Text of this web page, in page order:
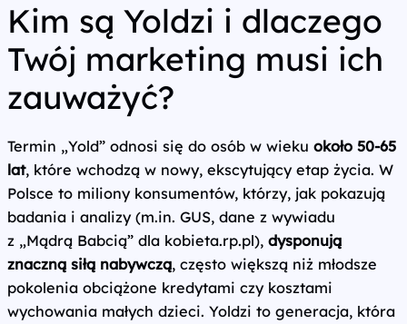
Kim są Yoldzi i dlaczego
Twój marketing musi ich
zauważyć?
Termin „Yold” odnosi się do osób w wieku około 50-65
lat, które wchodzą w nowy, ekscytujący etap życia. W
Polsce to miliony konsumentów, którzy, jak pokazują
badania i analizy (m.in. GUS, dane z wywiadu
z „Mądrą Babcią” dla kobieta.rp.pl), dysponują
znaczną siłą nabywczą, często większą niż młodsze
pokolenia obciążone kredytami czy kosztami
wychowania małych dzieci. Yoldzi to generacja, która